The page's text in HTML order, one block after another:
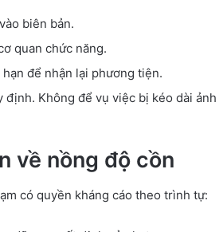
biên bản.
quan chức năng.
để nhận lại phương tiện.
Không để vụ việc bị kéo dài ảnh
về nồng độ cồn
có quyền kháng cáo theo trình tự: